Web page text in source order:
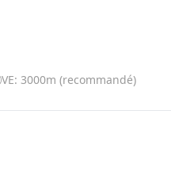
VE: 3000m (recommandé)